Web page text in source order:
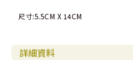
尺寸:5.5CM X 14CM
詳細資料